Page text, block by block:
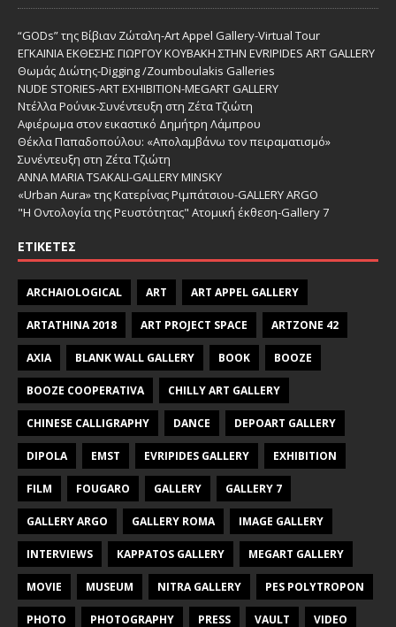
“GODs” της Βίβιαν Ζώταλη-Art Appel Gallery-Virtual Tour
ΕΓΚΑΙΝΙΑ ΕΚΘΕΣΗΣ ΓΙΩΡΓΟΥ ΚΟΥΒΑΚΗ ΣΤΗΝ EVRIPIDES ART GALLERY
Θωμάς Διώτης-Digging /Zoumboulakis Galleries
NUDE STORIES-ΑRT EXHIBITION-MEGART GALLERY
Ντέλλα Ρούνικ-Συνέντευξη στη Ζέτα Τζιώτη
Αφιέρωμα στον εικαστικό Δημήτρη Λάμπρου
Θέκλα Παπαδοπούλου: «Απολαμβάνω τον πειραματισμό»
Συνέντευξη στη Ζέτα Τζιώτη
ANNA MARIA TSAKALI-GALLERY MINSKY
«Urban Aura» της Κατερίνας Ριμπάτσιου-GALLERY ARGO
"Η Οντολογία της Ρευστότητας" Ατομική έκθεση-Gallery 7
ΕΤΙΚΈΤΕΣ
ARCHAIOLOGICAL ART ART APPEL GALLERY
ARTATHINA 2018 ART PROJECT SPACE ARTZONE 42
AXIA BLANK WALL GALLERY BOOK BOOZE
BOOZE COOPERATIVA CHILLY ART GALLERY
CHINESE CALLIGRAPHY DANCE DEPOART GALLERY
DIPOLA EMST EVRIPIDES GALLERY EXHIBITION
FILM FOUGARO GALLERY GALLERY 7
GALLERY ARGO GALLERY ROMA IMAGE GALLERY
INTERVIEWS KAPPATOS GALLERY MEGART GALLERY
MOVIE MUSEUM NITRA GALLERY PES POLYTROPON
PHOTO PHOTOGRAPHY PRESS VAULT VIDEO